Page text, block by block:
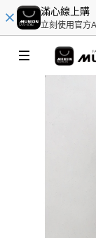
滿心線上購
立刻使用官方